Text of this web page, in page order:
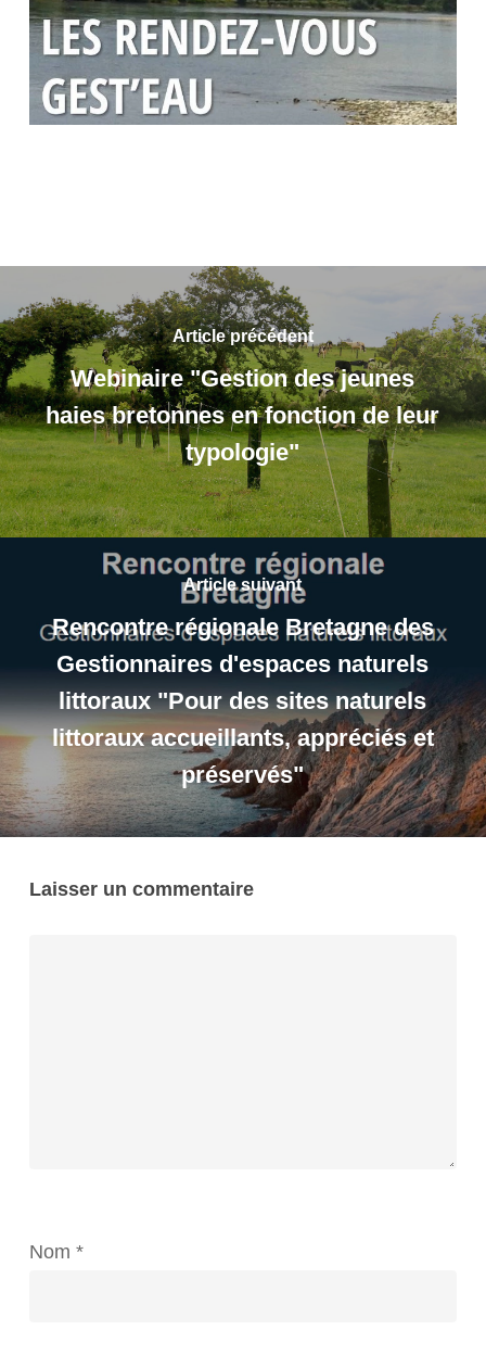
Article précédent
Webinaire "Gestion des jeunes
haies bretonnes en fonction de leur
typologie"
Article suivant
Rencontre régionale Bretagne des
Gestionnaires d'espaces naturels
littoraux "Pour des sites naturels
littoraux accueillants, appréciés et
préservés"
Laisser un commentaire
Nom *